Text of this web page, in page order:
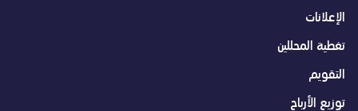
الإعلانات
تغطية المحللين
التقويم
توزيع الأرباح